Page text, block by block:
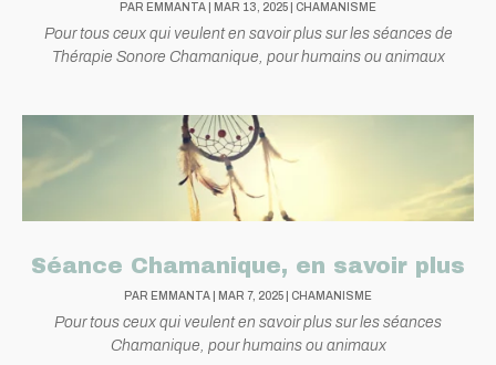
PAR EMMANTA MAR 13, 2025 CHAMANISME
Pour tous ceux qui veulent en savoir plus sur les séances de
Thérapie Sonore Chamanique, pour humains ou animaux
Séance Chamanique, en savoir plus
PAR EMMANTA MAR 7, 2025 CHAMANISME
Pour tous ceux qui veulent en savoir plus sur les séances
Chamanique, pour humains ou animaux